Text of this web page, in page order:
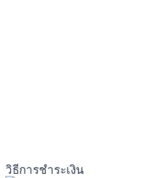
วิธีการชำระเงิน